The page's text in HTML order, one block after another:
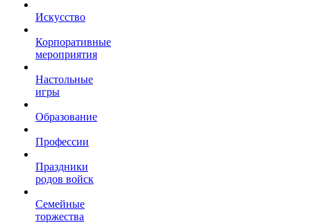
Искусство
Корпоративные
мероприятия
Настольные
игры
Образование
Профессии
Праздники
родов войск
Семейные
торжества